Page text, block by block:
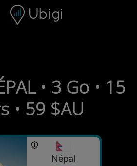
navigation Bas de page
• 3 Go • 15
• 59 $AU
Népal